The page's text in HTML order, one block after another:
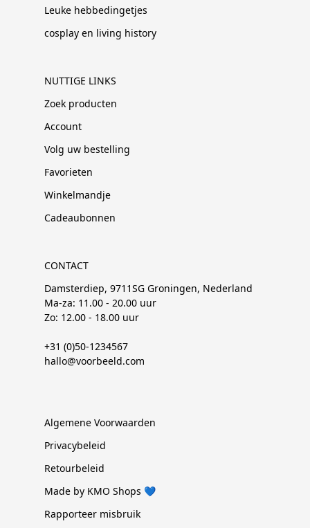
Leuke hebbedingetjes
cosplay en living history
NUTTIGE LINKS
Zoek producten
Account
Volg uw bestelling
Favorieten
Winkelmandje
Cadeaubonnen
CONTACT
Damsterdiep, 9711SG Groningen, Nederland
Ma-za: 11.00 - 20.00 uur
Zo: 12.00 - 18.00 uur
+31 (0)50-1234567
hallo@voorbeeld.com
Algemene Voorwaarden
Privacybeleid
Retourbeleid
Made by KMO Shops 💙
Rapporteer misbruik